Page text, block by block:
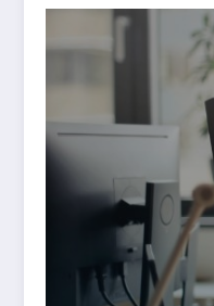
Skup